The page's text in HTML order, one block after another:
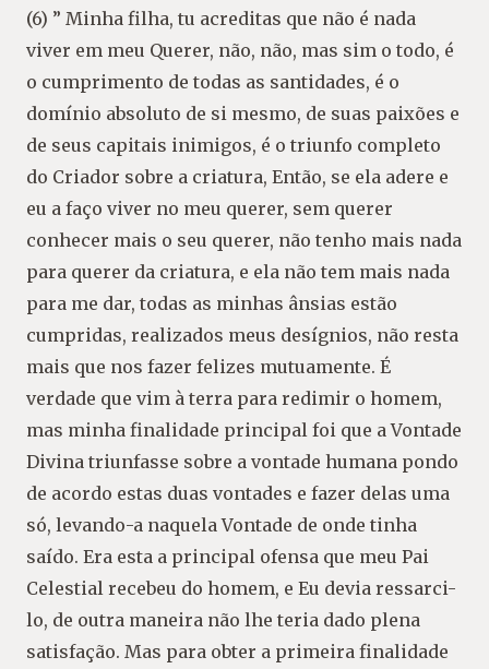
(6) ” Minha filha, tu acreditas que não é nada
viver em meu Querer, não, não, mas sim o todo, é
o cumprimento de todas as santidades, é o
domínio absoluto de si mesmo, de suas paixões e
de seus capitais inimigos, é o triunfo completo
do Criador sobre a criatura, Então, se ela adere e
eu a faço viver no meu querer, sem querer
conhecer mais o seu querer, não tenho mais nada
para querer da criatura, e ela não tem mais nada
para me dar, todas as minhas ânsias estão
cumpridas, realizados meus desígnios, não resta
mais que nos fazer felizes mutuamente. É
verdade que vim à terra para redimir o homem,
mas minha finalidade principal foi que a Vontade
Divina triunfasse sobre a vontade humana pondo
de acordo estas duas vontades e fazer delas uma
só, levando-a naquela Vontade de onde tinha
saído. Era esta a principal ofensa que meu Pai
Celestial recebeu do homem, e Eu devia ressarci-
lo, de outra maneira não lhe teria dado plena
satisfação. Mas para obter a primeira finalidade